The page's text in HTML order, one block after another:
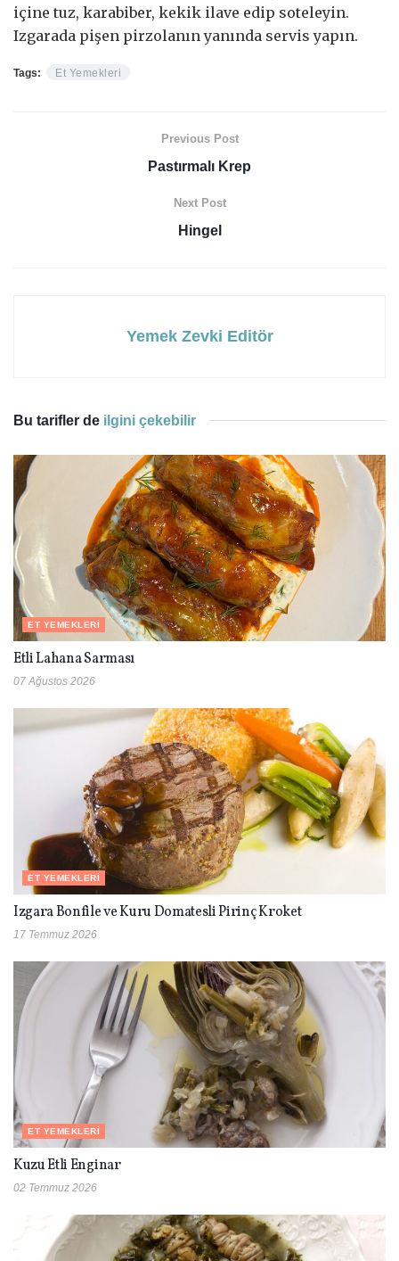
içine tuz, karabiber, kekik ilave edip soteleyin.
Izgarada pişen pirzolanın yanında servis yapın.
Tags: Et Yemekleri
Previous Post
Pastırmalı Krep
Next Post
Hingel
Yemek Zevki Editör
Bu tarifler de ilgini çekebilir
ET YEMEKLERI
Etli Lahana Sarması
07 Ağustos 2026
ET YEMEKLERI
Izgara Bonfile ve Kuru Domatesli Pirinç Kroket
17 Temmuz 2026
ET YEMEKLERI
Kuzu Etli Enginar
02 Temmuz 2026